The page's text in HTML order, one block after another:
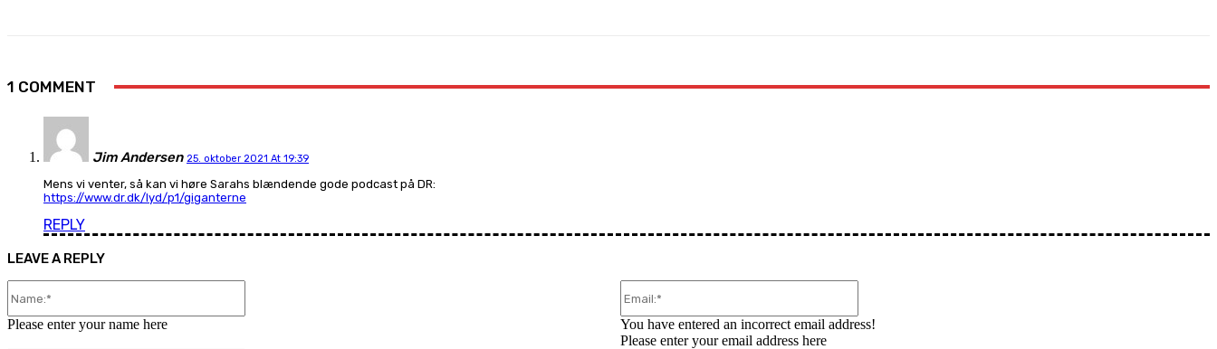
1 COMMENT
Jim Andersen 25. oktober 2021 At 19:39
Mens vi venter, så kan vi høre Sarahs blændende gode podcast på DR:
https://www.dr.dk/lyd/p1/giganterne
REPLY
LEAVE A REPLY
Please enter your name here
You have entered an incorrect email address!
Please enter your email address here